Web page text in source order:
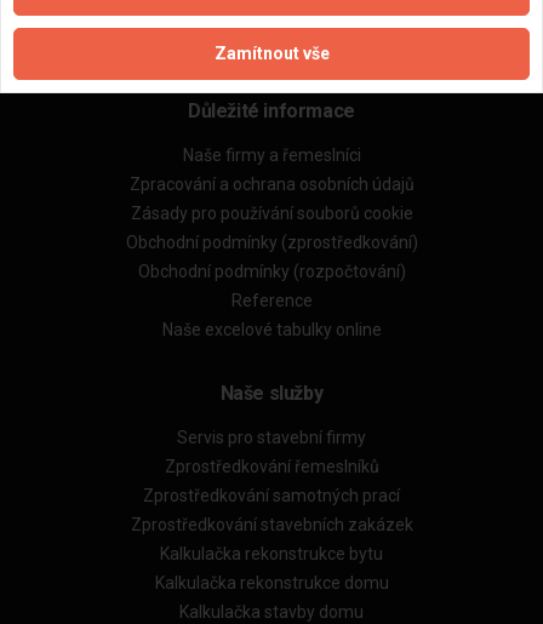
Důležité informace
Naše firmy a řemeslníci
Zpracování a ochrana osobních údajů
Zásady pro používání souborů cookie
Obchodní podmínky (zprostředkování)
Obchodní podmínky (rozpočtování)
Reference
Naše excelové tabulky online
Naše služby
Servis pro stavební firmy
Zprostředkování řemeslníků
Zprostředkování samotných prací
Zprostředkování stavebních zakázek
Kalkulačka rekonstrukce bytu
Kalkulačka rekonstrukce domu
Kalkulačka stavby domu
Zamítnout vše